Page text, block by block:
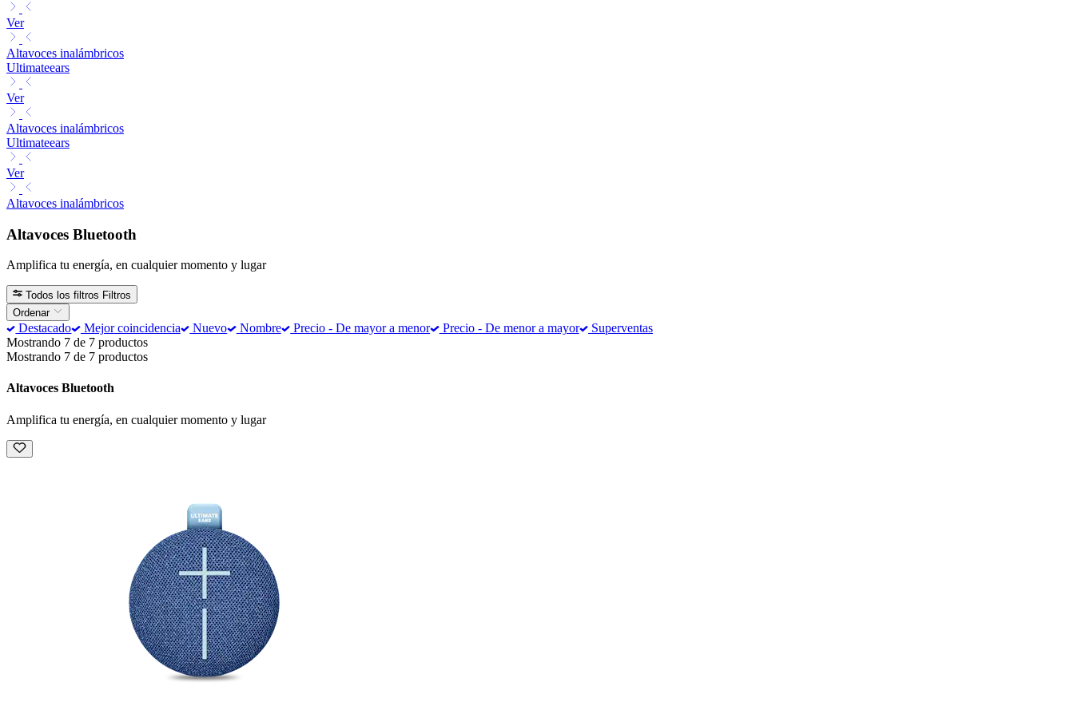
Ver
Altavoces inalámbricos
Ultimateears
Ver
Altavoces inalámbricos
Ultimateears
Ver
Altavoces inalámbricos
Altavoces Bluetooth
Amplifica tu energía, en cualquier momento y lugar
Todos los filtros Filtros
Ordenar
Destacado Mejor coincidencia Nuevo Nombre Precio - De mayor a menor Precio - De menor a mayor
Superventas
Mostrando 7 de 7 productos
Mostrando 7 de 7 productos
Altavoces Bluetooth
Amplifica tu energía, en cualquier momento y lugar